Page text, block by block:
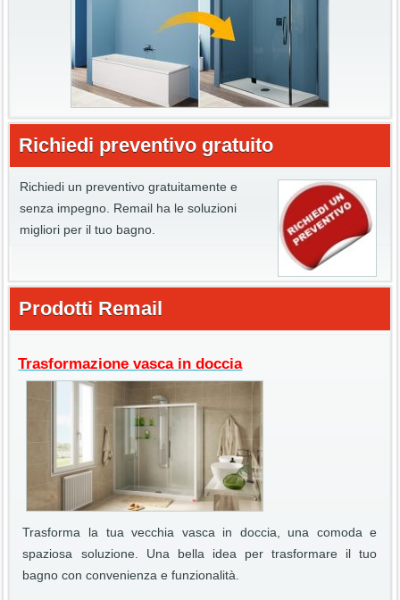
Richiedi preventivo gratuito
Richiedi un preventivo gratuitamente e
senza impegno. Remail ha le soluzioni
migliori per il tuo bagno.
Prodotti Remail
Trasformazione vasca in doccia
Trasforma la tua vecchia vasca in doccia, una comoda e
spaziosa soluzione. Una bella idea per trasformare il tuo
bagno con convenienza e funzionalità.